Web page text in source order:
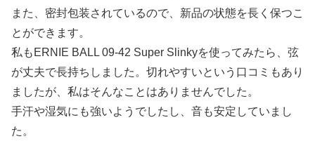
また、密封包装されているので、新品の状態を長く保つこ
とができます。
私もERNIE BALL 09-42 Super Slinkyを使ってみたら、弦
が丈夫で長持ちしました。切れやすいという口コミもあり
ましたが、私はそんなことはありませんでした。
手汗や湿気にも強いようでしたし、音も安定していまし
た。